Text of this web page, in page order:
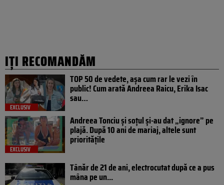
IȚI RECOMANDĂM
EXCLUSIV
TOP 50 de vedete, așa cum rar le vezi în
public! Cum arată Andreea Raicu, Erika Isac
sau…
EXCLUSIV
Andreea Tonciu și soțul și-au dat „ignore” pe
plajă. După 10 ani de mariaj, altele sunt
prioritățile
Tânăr de 21 de ani, electrocutat după ce a pus
mâna pe un...